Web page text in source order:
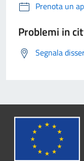
Prenota un
Problemi in
Segnala